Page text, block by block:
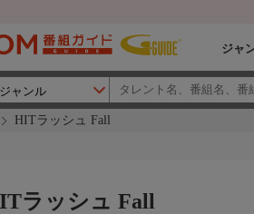
ジャ
HITラッシュ Fall
ラッシュ Fall